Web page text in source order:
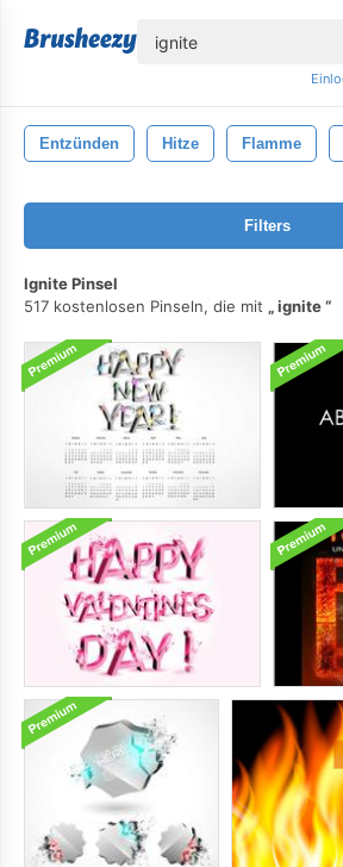
Entzünden Hitze Flamme
Filters
Ignite Pinsel
517 kostenlosen Pinseln, die mit
ignite